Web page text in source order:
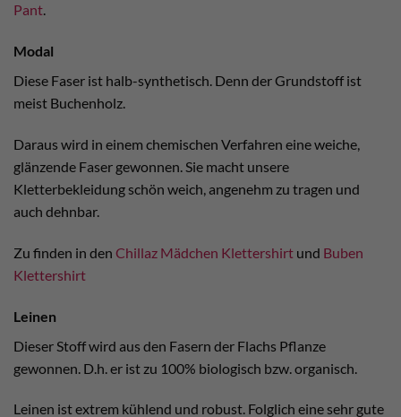
Pant.
Modal
Diese Faser ist halb-synthetisch. Denn der Grundstoff ist
meist Buchenholz.
Daraus wird in einem chemischen Verfahren eine weiche,
glänzende Faser gewonnen. Sie macht unsere
Kletterbekleidung schön weich, angenehm zu tragen und
auch dehnbar.
Zu finden in den Chillaz Mädchen Klettershirt und Buben
Klettershirt
Leinen
Dieser Stoff wird aus den Fasern der Flachs Pflanze
gewonnen. D.h. er ist zu 100% biologisch bzw. organisch.
Leinen ist extrem kühlend und robust. Folglich eine sehr gute